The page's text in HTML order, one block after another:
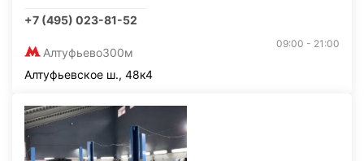
+7 (495) 023-81-52
Алтуфьево300м
09:00 - 21:00
Алтуфьевское ш., 48к4